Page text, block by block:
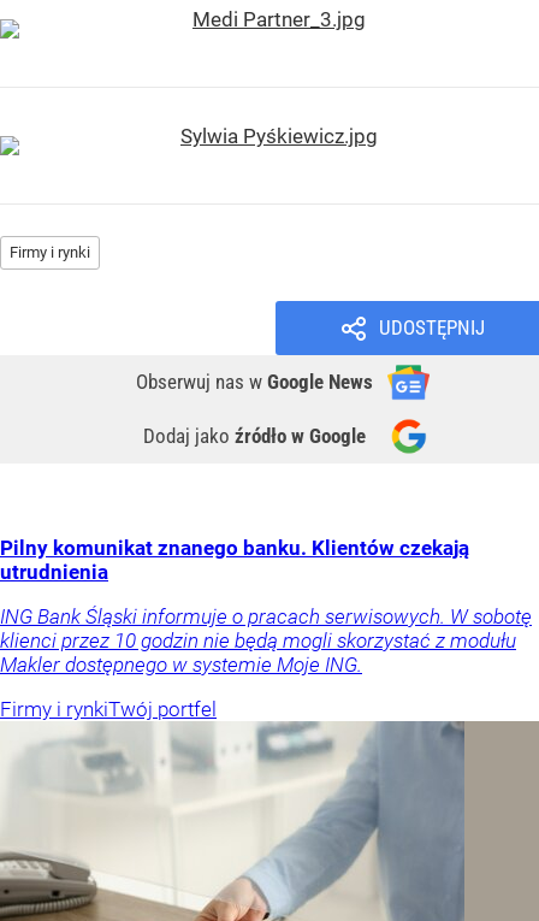
Firmy i rynki
UDOSTĘPNIJ
Obserwuj nas w Google News
Dodaj jako źródło w Google
Pilny komunikat znanego banku. Klientów czekają
utrudnienia
ING Bank Śląski informuje o pracach serwisowych. W sobotę
klienci przez 10 godzin nie będą mogli skorzystać z modułu
Makler dostępnego w systemie Moje ING.
Firmy i rynkiTwój portfel